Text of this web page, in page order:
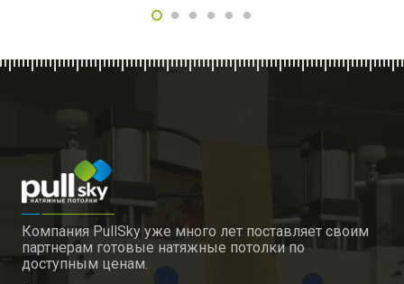
Компания PullSky уже много лет поставляет своим
партнерам готовые натяжные потолки по
доступным ценам.